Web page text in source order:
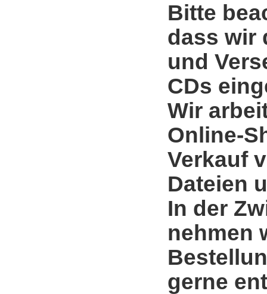
Bitte
dass wir
und
CDs
Wir
Online-
Verkauf
Dateien
In der
nehmen
gerne